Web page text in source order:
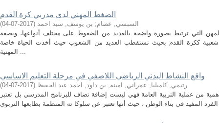
الضغط المهني لدى مدربي كرة القدم
السبسي, عصام; بن يوسف, سيد احمد (
2017-07-04
)
التي ترتبط بصورة واضحة بالعديد من الضغوط على مختلف أنواعها، وبصفة
شعبية ككرة القدم بحيث تستقطب العديد من الشعوب حيث أخذت الحياة خاصة
المهنية ...
واقع النشاط البدني الرياضي اللاصفي في مرحلة التعليم الاساسي
رتيمي, كاميليا; عمراني, امينة; بن داود, احمد عبد الحفيظ (
2017-07-04
)
الأهمية من عملية التربية العامة فهي ليست إضافة تضاف للبرنامج المدرسي بل تعتبر